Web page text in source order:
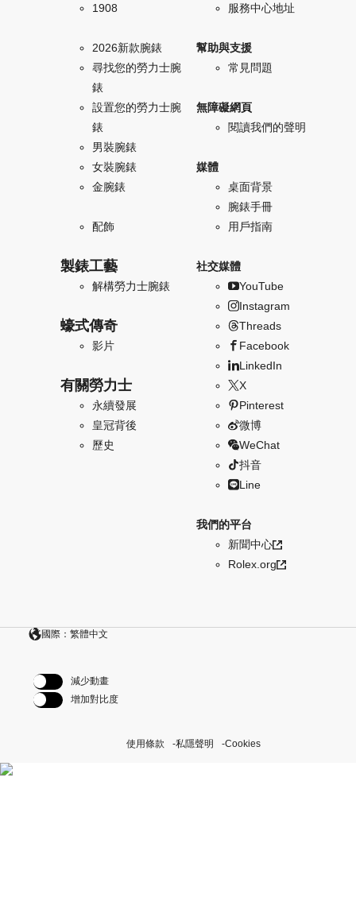
1908
2026新款腕錶
尋找您的勞力士腕
錶
設置您的勞力士腕
錶
男裝腕錶
女裝腕錶
金腕錶
配飾
製錶工藝
解構勞力士腕錶
蠔式傳奇
影片
有關勞力士
永續發展
皇冠背後
歷史
服務中心地址
幫助與支援
常見問題
無障礙網頁
閱讀我們的聲明
媒體
桌面背景
腕錶手冊
用戶指南
社交媒體
YouTube
Instagram
Threads
Facebook
LinkedIn
X
Pinterest
微博
WeChat
抖音
Line
我們的平台
新聞中心
Rolex.org
國際：繁體中文
減少動畫
增加對比度
使用條款 私隱聲明 Cookies